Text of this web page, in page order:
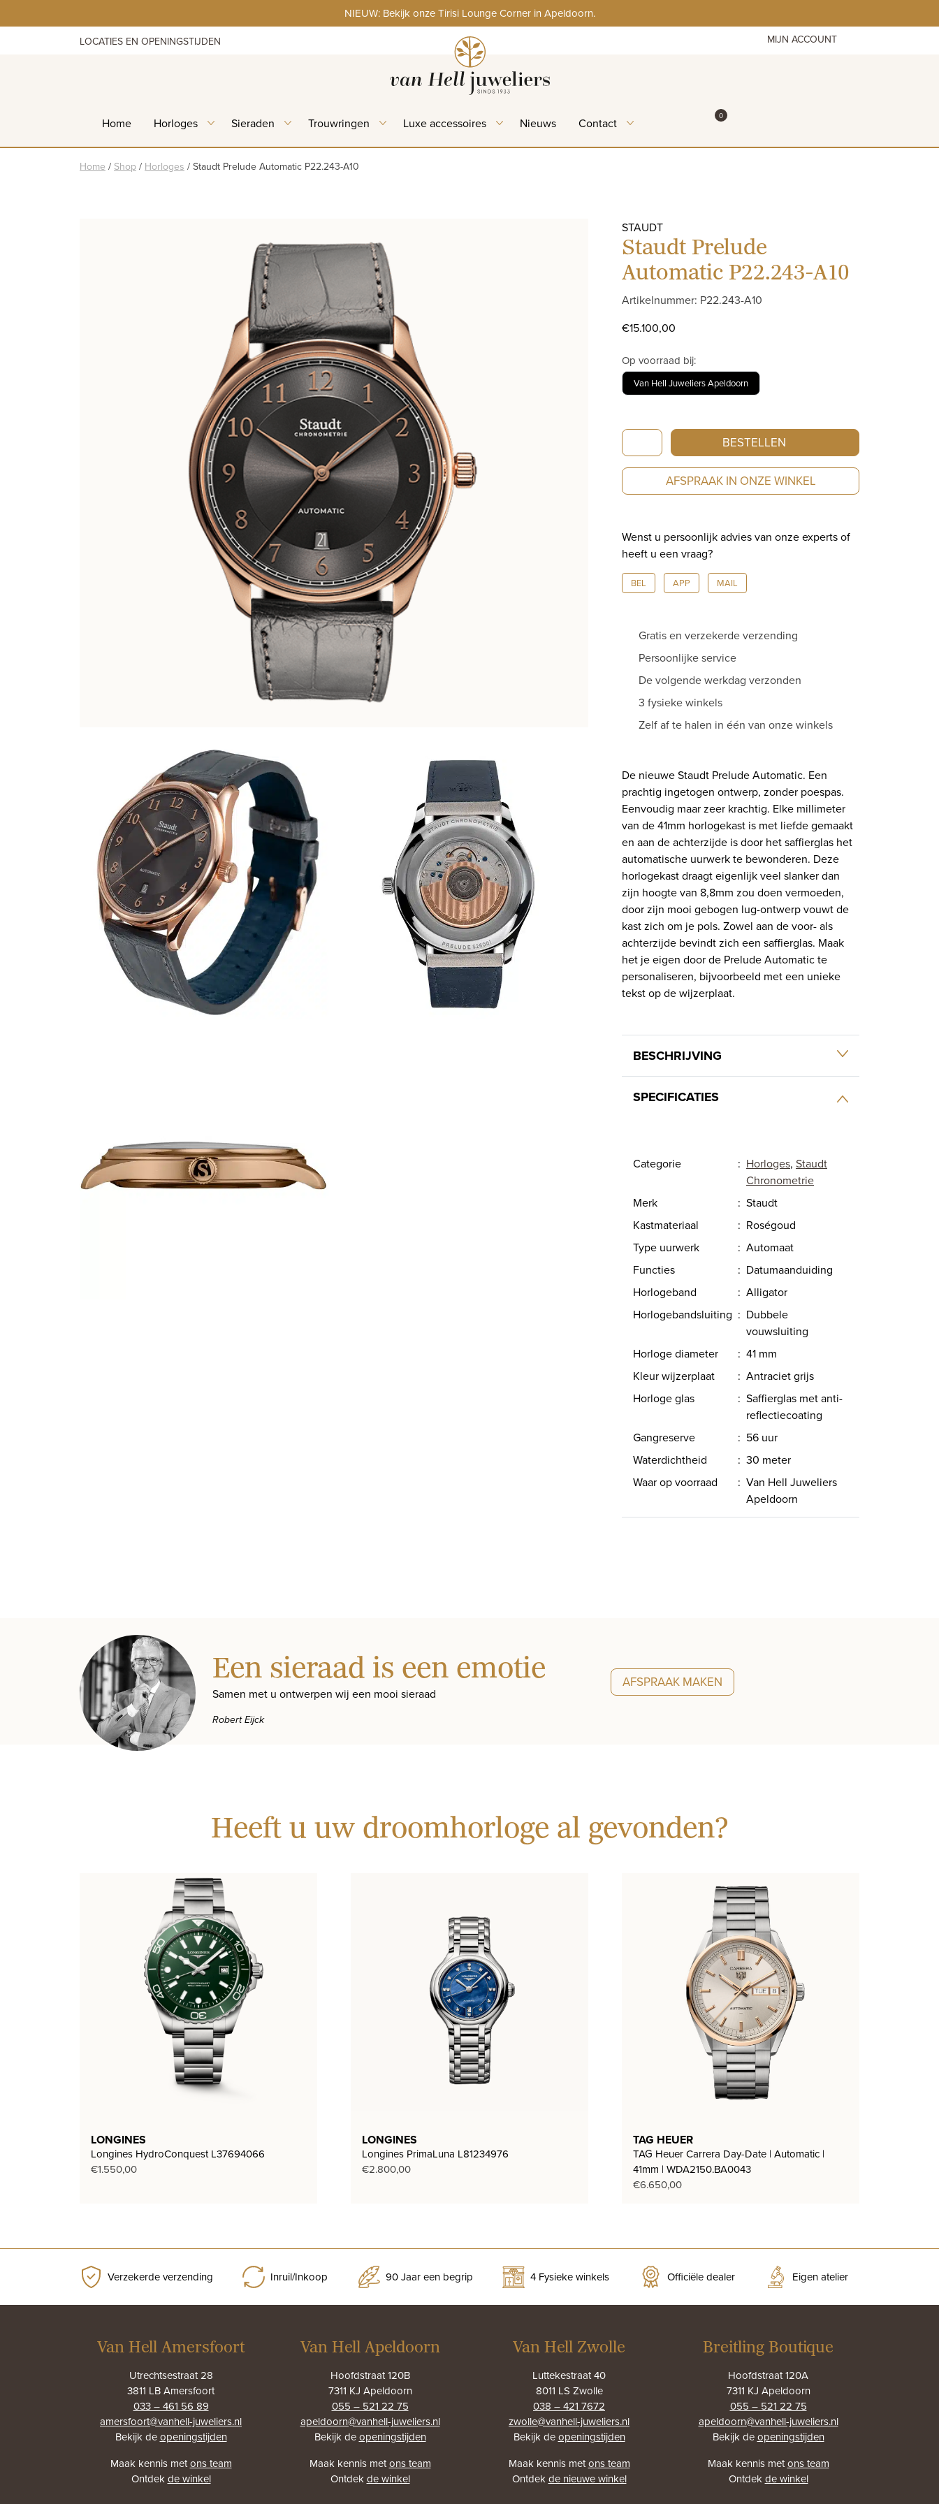
to
NIEUW: Bekijk onze Tirisi Lounge Corner in Apeldoorn.
LOCATIES EN OPENINGSTIJDEN MIJN ACCOUNT
Home Horloges Sieraden Trouwringen Luxe accessoires Nieuws Contact WINKELMAND
0ITEMS IN WINKELMAND
Home / Shop / Horloges / Staudt Prelude Automatic P22.243-A10
STAUDT
Staudt Prelude
Automatic P22.243-A10
Artikelnummer: P22.243-A10
€15.100,00
Op voorraad bij:
Van Hell Juweliers Apeldoorn
Staudt
Prelude
Automatic
P22.243-
BESTELLEN
AFSPRAAK IN ONZE WINKEL
Wenst u persoonlijk advies van onze experts of
heeft u een vraag?
BEL APP MAIL
Gratis en verzekerde verzending
Persoonlijke service
De volgende werkdag verzonden
3 fysieke winkels
Zelf af te halen in één van onze winkels
De nieuwe Staudt Prelude Automatic. Een
prachtig ingetogen ontwerp, zonder poespas.
Eenvoudig maar zeer krachtig. Elke millimeter
van de 41mm horlogekast is met liefde gemaakt
en aan de achterzijde is door het saffierglas het
automatische uurwerk te bewonderen. Deze
horlogekast draagt eigenlijk veel slanker dan
zijn hoogte van 8,8mm zou doen vermoeden,
door zijn mooi gebogen lug-ontwerp vouwt de
kast zich om je pols. Zowel aan de voor- als
achterzijde bevindt zich een saffierglas. Maak
het je eigen door de Prelude Automatic te
personaliseren, bijvoorbeeld met een unieke
tekst op de wijzerplaat.
BESCHRIJVING
SPECIFICATIES
Categorie : Horloges, Staudt
Chronometrie
Merk
: Staudt
Kastmateriaal
: Roségoud
Type uurwerk
: Automaat
Functies
: Datumaanduiding
Horlogeband
: Alligator
Horlogebandsluiting : Dubbele
vouwsluiting
Horloge diameter
: 41 mm
Kleur wijzerplaat
: Antraciet grijs
Horloge glas
: Saffierglas met anti-
reflectiecoating
Gangreserve
: 56 uur
Waterdichtheid
: 30 meter
Waar op voorraad
: Van Hell Juweliers
Apeldoorn
Een sieraad is een emotie
Samen met u ontwerpen wij een mooi sieraad
Robert Eijck
AFSPRAAK MAKEN
Heeft u uw droomhorloge al gevonden?
LONGINES
Longines HydroConquest L37694066
€1.550,00
LONGINES
Longines PrimaLuna L81234976
€2.800,00
TAG HEUER
TAG Heuer Carrera Day-Date | Automatic |
41mm | WDA2150.BA0043
€6.650,00
Verzekerde verzending Inruil/Inkoop 90 Jaar een begrip 4 Fysieke winkels Officiële dealer Eigen atelier
Van Hell Amersfoort
Utrechtsestraat 28
3811 LB Amersfoort
033 – 461 56 89
amersfoort@vanhell-juweliers.nl
Bekijk deopeningstijden
Maak kennis metons team
Ontdekde winkel
Van Hell Apeldoorn
Hoofdstraat 120B
7311 KJ Apeldoorn
055 – 521 22 75
apeldoorn@vanhell-juweliers.nl
Bekijk deopeningstijden
Maak kennis metons team
Ontdekde winkel
Van Hell Zwolle
Luttekestraat 40
8011 LS Zwolle
038 – 421 7672
zwolle@vanhell-juweliers.nl
Bekijk deopeningstijden
Maak kennis metons team
Ontdekde nieuwe winkel
Breitling Boutique
Hoofdstraat 120A
7311 KJ Apeldoorn
055 – 521 22 75
apeldoorn@vanhell-juweliers.nl
Bekijk deopeningstijden
Maak kennis metons team
Ontdekde winkel